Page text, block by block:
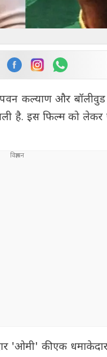
कल्याण और
है. इस फिल्म को
'ओमी' की एक